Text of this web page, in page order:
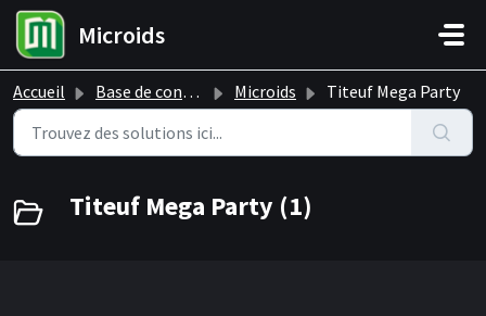
Passer au contenu principal
Microids
Accueil Base de connaissances Microids Titeuf Mega Party
Titeuf Mega Party (1)